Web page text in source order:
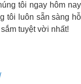
tôi ngay hôm nay
tôi luôn sẵn sàng hỗ
tuyệt vời nhất!